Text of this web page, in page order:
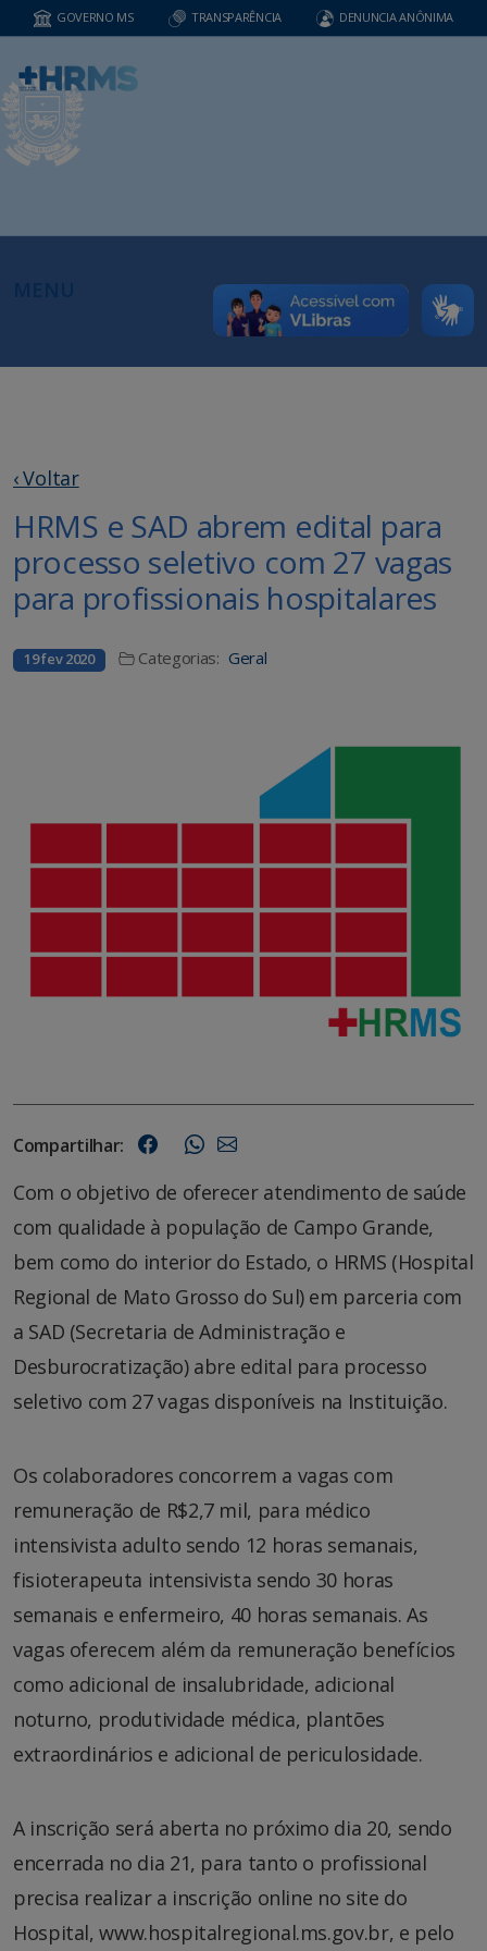
GOVERNO MS TRANSPARÊNCIA DENUNCIA ANÔNIMA
‹ Voltar
HRMS e SAD abrem edital para
processo seletivo com 27 vagas
para profissionais hospitalares
19 fev 2020 Categorias: Geral
Compartilhar:
Com o objetivo de oferecer atendimento de saúde
com qualidade à população de Campo Grande,
bem como do interior do Estado, o HRMS (Hospital
Regional de Mato Grosso do Sul) em parceria com
a SAD (Secretaria de Administração e
Desburocratização) abre edital para processo
seletivo com 27 vagas disponíveis na Instituição.
Os colaboradores concorrem a vagas com
remuneração de R$2,7 mil, para médico
intensivista adulto sendo 12 horas semanais,
fisioterapeuta intensivista sendo 30 horas
semanais e enfermeiro, 40 horas semanais. As
vagas oferecem além da remuneração benefícios
como adicional de insalubridade, adicional
noturno, produtividade médica, plantões
extraordinários e adicional de periculosidade.
A inscrição será aberta no próximo dia 20, sendo
encerrada no dia 21, para tanto o profissional
precisa realizar a inscrição online no site do
Hospital, www.hospitalregional.ms.gov.br, e pelo